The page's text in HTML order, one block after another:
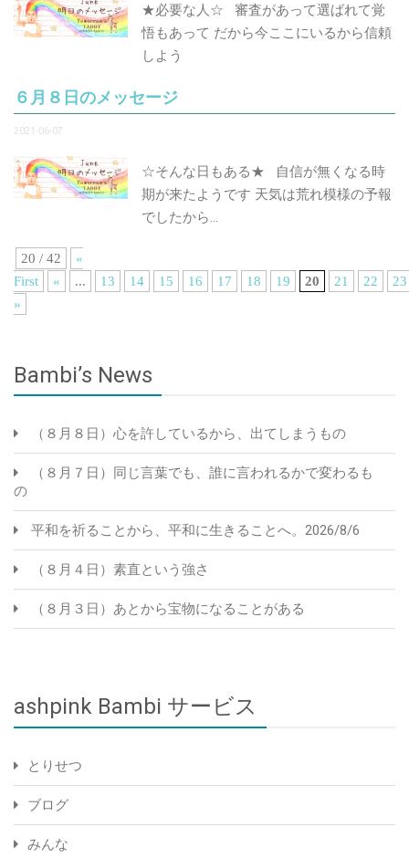
★必要な人☆ 審査があって選ばれて覚
悟もあって だから今ここにいるから信頼
しよう
６月８日のメッセージ
2021-06-07
☆そんな日もある★ 自信が無くなる時
期が来たようです 天気は荒れ模様の予報
でしたから…
20 / 42
«
First
« ... 13 14 15 16 17 18 19 20 21 22
23
»
Bambi’s News
（８月８日）心を許しているから、出てしまうもの
（８月７日）同じ言葉でも、誰に言われるかで変わるも
の
平和を祈ることから、平和に生きることへ。2026/8/6
（８月４日）素直という強さ
（８月３日）あとから宝物になることがある
ashpink Bambi サービス
とりせつ
ブログ
みんな